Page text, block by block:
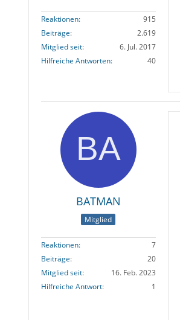
Reaktionen
915
Beiträge
2.619
Mitglied seit
6. Jul. 2017
Hilfreiche Antworten
40
BATMAN
Mitglied
Reaktionen
7
Beiträge
20
Mitglied seit
16. Feb. 2023
Hilfreiche Antwort
1